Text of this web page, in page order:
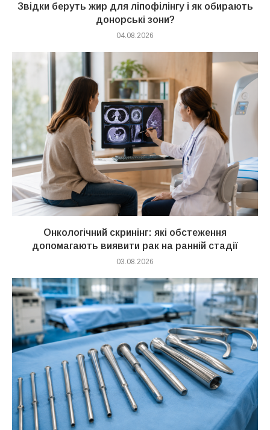
Звідки беруть жир для ліпофілінгу і як обирають
донорські зони?
04.08.2026
Онкологічний скринінг: які обстеження
допомагають виявити рак на ранній стадії
03.08.2026